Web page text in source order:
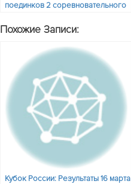
поединков 2 соревновательного
Похожие Записи:
Кубок России: Результаты 16 марта